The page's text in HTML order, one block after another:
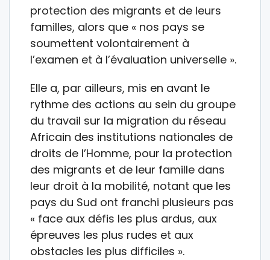
protection des migrants et de leurs
familles, alors que « nos pays se
soumettent volontairement à
l’examen et à l’évaluation universelle ».
Elle a, par ailleurs, mis en avant le
rythme des actions au sein du groupe
du travail sur la migration du réseau
Africain des institutions nationales de
droits de l’Homme, pour la protection
des migrants et de leur famille dans
leur droit à la mobilité, notant que les
pays du Sud ont franchi plusieurs pas
« face aux défis les plus ardus, aux
épreuves les plus rudes et aux
obstacles les plus difficiles ».